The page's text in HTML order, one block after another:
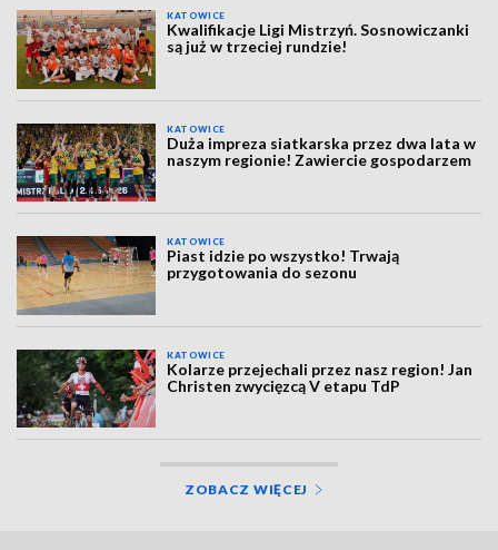
KATOWICE
Kwalifikacje Ligi Mistrzyń. Sosnowiczanki
są już w trzeciej rundzie!
KATOWICE
Duża impreza siatkarska przez dwa lata w
naszym regionie! Zawiercie gospodarzem
KATOWICE
Piast idzie po wszystko! Trwają
przygotowania do sezonu
KATOWICE
Kolarze przejechali przez nasz region! Jan
Christen zwycięzcą V etapu TdP
ZOBACZ WIĘCEJ